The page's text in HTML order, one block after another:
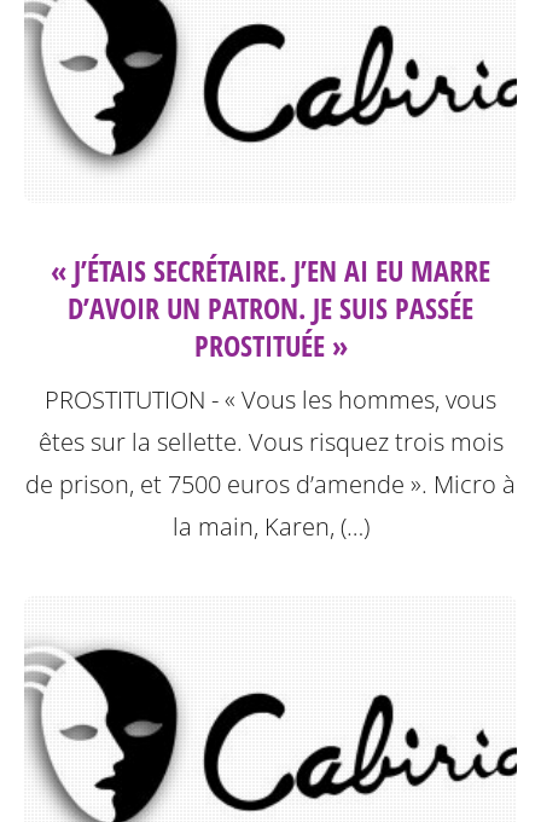
« J’ÉTAIS SECRÉTAIRE. J’EN AI EU MARRE
D’AVOIR UN PATRON. JE SUIS PASSÉE
PROSTITUÉE »
PROSTITUTION - « Vous les hommes, vous
êtes sur la sellette. Vous risquez trois mois
de prison, et 7500 euros d’amende ». Micro à
la main, Karen, (…)